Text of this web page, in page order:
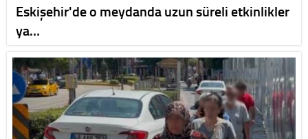
Eskişehir'de o meydanda uzun süreli etkinlikler
ya…